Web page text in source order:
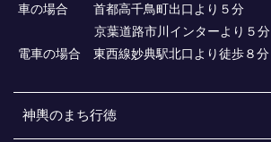
車の場合 首都高千鳥町出口より５分
京葉道路市川インターより５分
電車の場合 東西線妙典駅北口より徒歩８分
神輿のまち行徳